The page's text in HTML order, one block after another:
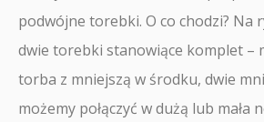
podwójne torebki. O co chodzi? Na
dwie torebki stanowiące komplet –
torba z mniejszą w środku, dwie
możemy połączyć w dużą lub mała